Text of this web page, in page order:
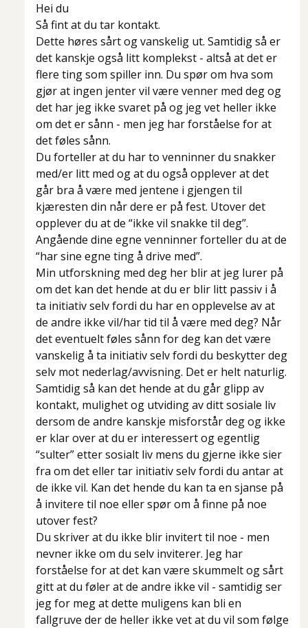
Hei du
Så fint at du tar kontakt.
Dette høres sårt og vanskelig ut. Samtidig så er
det kanskje også litt komplekst - altså at det er
flere ting som spiller inn. Du spør om hva som
gjør at ingen jenter vil være venner med deg og
det har jeg ikke svaret på og jeg vet heller ikke
om deter sånn - men jeg har forståelse for at
det føles sånn.
Du forteller at du har to venninner du snakker
med/er litt med og at du også opplever at det
går bra å være med jentene i gjengen til
kjæresten din når dere er på fest. Utover det
opplever du at de “ikke vil snakke til deg”.
Angående dine egne venninner forteller du at de
“har sine egne ting å drive med”.
Min utforskning med deg her blir at jeg lurer på
om det kan det hende at du er blir litt passiv i å
ta initiativ selv fordi du har en opplevelse av at
de andre ikke vil/har tid til å være med deg? Når
det eventuelt føles sånn for deg kan det være
vanskelig å ta initiativ selv fordi du beskytter deg
selv mot nederlag/avvisning. Det er helt naturlig.
Samtidig så kan det hende at du går glipp av
kontakt, mulighet og utviding av ditt sosiale liv
dersom de andre kanskje misforstår deg og ikke
er klar over at du er interessert og egentlig
“sulter” etter sosialt liv mens du gjerne ikke sier
fra om det eller tar initiativ selv fordi du antar at
de ikke vil. Kan det hende du kan ta en sjanse på
å invitere til noe eller spør om å finne på noe
utover fest?
Du skriver at du ikke blir invitert til noe - men
nevner ikke om du selv inviterer. Jeg har
forståelse for at det kan være skummelt og sårt
gitt at du føler at de andre ikke vil - samtidig ser
jeg for meg at dette muligens kan bli en
fallgruve der de heller ikke vet at du vil som følge